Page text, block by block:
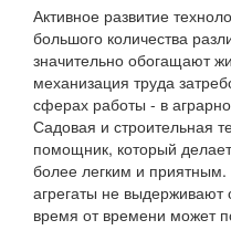
Активное развитие
большого количества
значительно обогащают
механизация труда
сферах работы - в
Садовая и строительная
помощник, который
более легким и
агрегаты не
время от времени может